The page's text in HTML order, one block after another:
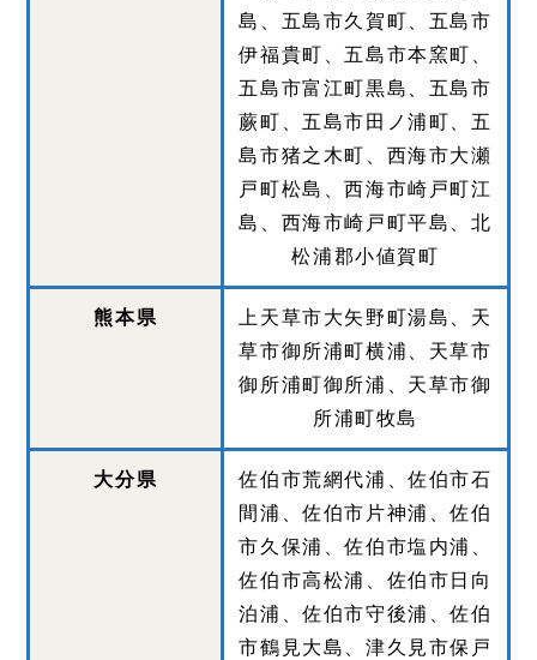
島、五島市久賀町、五島市
伊福貴町、五島市本窯町、
五島市富江町黒島、五島市
蕨町、五島市田ノ浦町、五
島市猪之木町、西海市大瀬
戸町松島、西海市崎戸町江
島、西海市崎戸町平島、北
松浦郡小値賀町
熊本県
上天草市大矢野町湯島、天
草市御所浦町横浦、天草市
御所浦町御所浦、天草市御
所浦町牧島
大分県
佐伯市荒網代浦、佐伯市石
間浦、佐伯市片神浦、佐伯
市久保浦、佐伯市塩内浦、
佐伯市高松浦、佐伯市日向
泊浦、佐伯市守後浦、佐伯
市鶴見大島、津久見市保戸